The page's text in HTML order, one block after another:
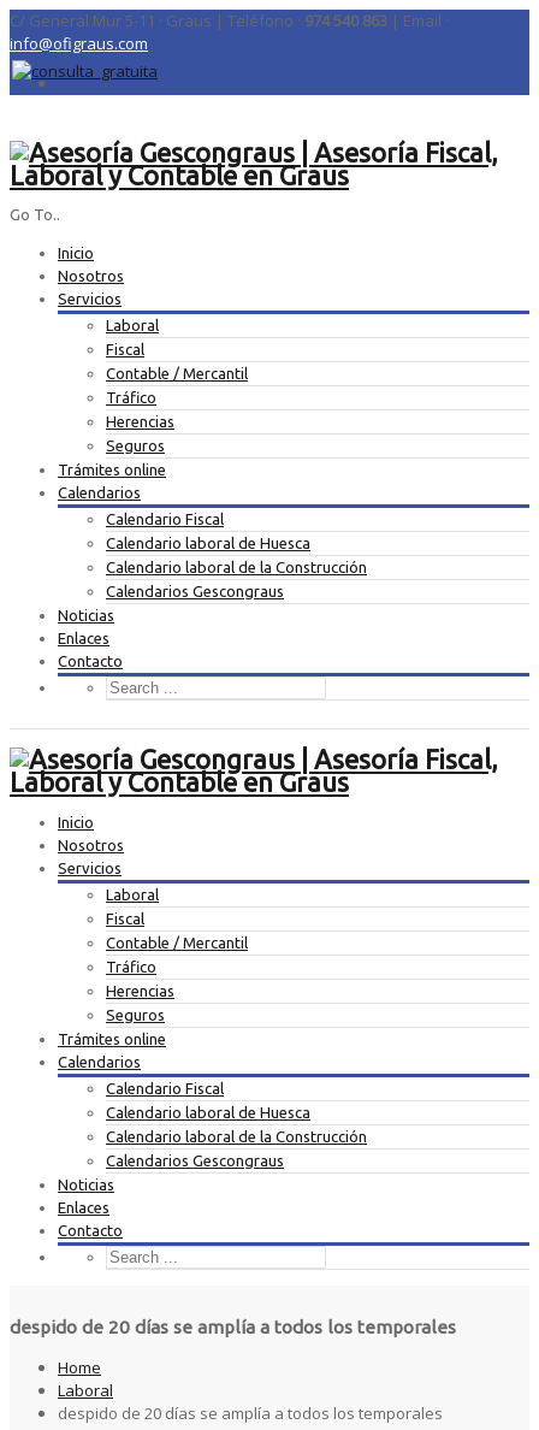
C/ General Mur 5-11 · Graus | Teléfono · 974 540 863 | Email ·
info@ofigraus.com
Go To..
Inicio
Nosotros
Servicios
Laboral
Fiscal
Contable / Mercantil
Tráfico
Herencias
Seguros
Trámites online
Calendarios
Calendario Fiscal
Calendario laboral de Huesca
Calendario laboral de la Construcción
Calendarios Gescongraus
Noticias
Enlaces
Contacto
Inicio
Nosotros
Servicios
Laboral
Fiscal
Contable / Mercantil
Tráfico
Herencias
Seguros
Trámites online
Calendarios
Calendario Fiscal
Calendario laboral de Huesca
Calendario laboral de la Construcción
Calendarios Gescongraus
Noticias
Enlaces
Contacto
despido de 20 días se amplía a todos los temporales
Home
Laboral
despido de 20 días se amplía a todos los temporales